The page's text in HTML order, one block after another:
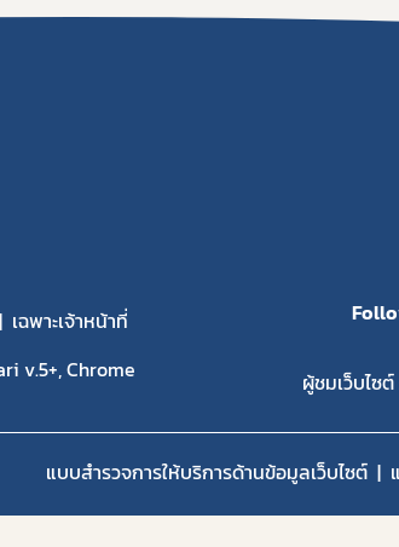
เฉพาะเจ้าหน้าที่
v.5+, Chrome
ผู้ชมเว็บไซต์
แบบสำรวจการให้บริการด้านข้อมูลเว็บไซต์